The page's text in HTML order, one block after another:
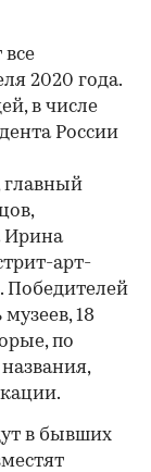
2020 года.
в числе
России
главный
Ирина
арт-
Победителей
18
по
в бывших